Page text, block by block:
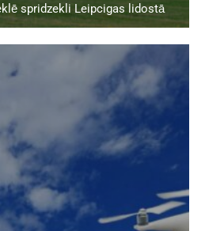
spridzekli Leipcigas lidostā